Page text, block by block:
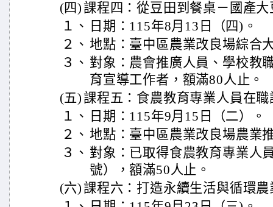
(四)課程四：從豆田到餐桌－國產
１、
日期：115年8月13日（四)。
２、 地點：臺中區農業改良場綜合
３、 對象：農會推廣人員、學校教
育宣導工作者，額滿80人止。
(五)課程五：食農教育專業人員在
１、
日期：115年9月15日（二）。
２、 地點：臺中區農業改良場農業
３、 對象：已取得食農教育專業人
號），額滿50人止。
(六)課程六：打造永續生活與循環農